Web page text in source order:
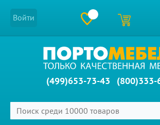
Войти
(499)653-73-43 (800)333-